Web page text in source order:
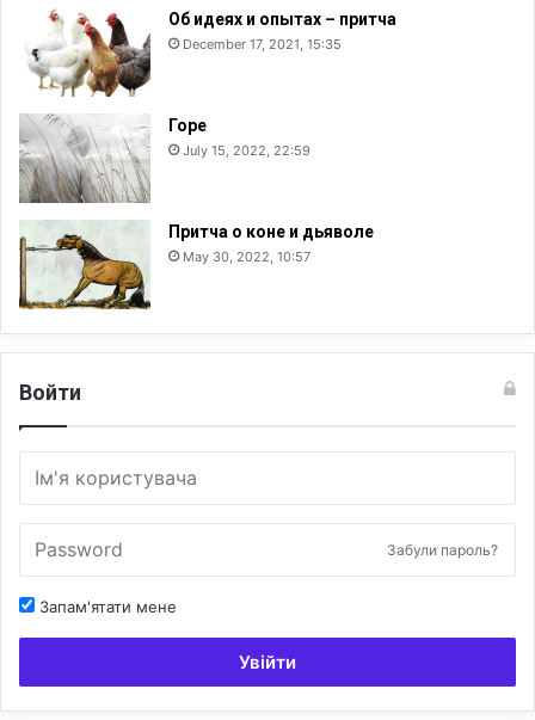
Об идеях и опытах – притча
December 17, 2021, 15:35
Горе
July 15, 2022, 22:59
Притча о коне и дьяволе
May 30, 2022, 10:57
Войти
Забули пароль?
Запам'ятати мене
Увійти